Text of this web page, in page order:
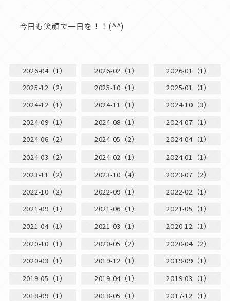
今日も笑顔で一日を！！(^^)
2026-04（1） 2026-02（1）
2026-01（1）
2025-12（2）
2025-10（1）
2025-01（1）
2024-12（1）
2024-11（1）
2024-10（3）
2024-09（1）
2024-08（1）
2024-07（1）
2024-06（2）
2024-05（2）
2024-04（1）
2024-03（2）
2024-02（1）
2024-01（1）
2023-11（2）
2023-10（4）
2023-07（2）
2022-10（2）
2022-09（1）
2022-02（1）
2021-09（1）
2021-06（1）
2021-05（1）
2021-04（1）
2021-03（1）
2020-12（1）
2020-10（1）
2020-05（2）
2020-04（2）
2020-03（1）
2019-12（1）
2019-09（1）
2019-05（1）
2019-04（1）
2019-03（1）
2018-09（1）
2018-05（1）
2017-12（1）